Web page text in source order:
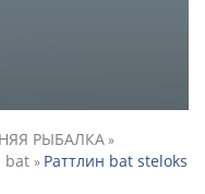
РЫБАЛКА»
» Раттлин bat steloks